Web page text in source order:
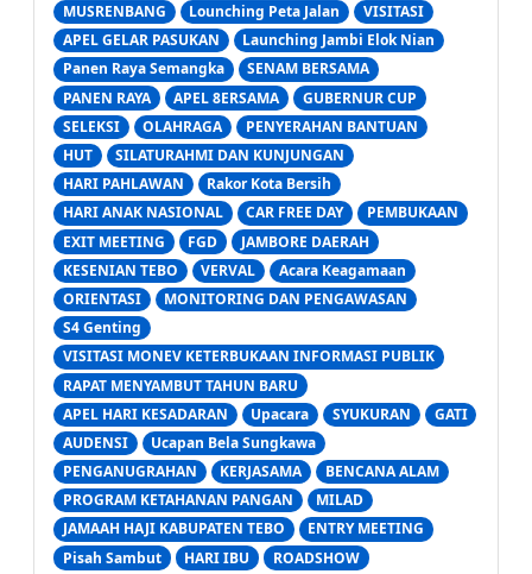
MUSRENBANG
Lounching Peta Jalan
VISITASI
APEL GELAR PASUKAN
Launching Jambi Elok Nian
Panen Raya Semangka
SENAM BERSAMA
PANEN RAYA
APEL 8ERSAMA
GUBERNUR CUP
SELEKSI
OLAHRAGA
PENYERAHAN BANTUAN
HUT
SILATURAHMI DAN KUNJUNGAN
HARI PAHLAWAN
Rakor Kota Bersih
HARI ANAK NASIONAL
CAR FREE DAY
PEMBUKAAN
EXIT MEETING
FGD
JAMBORE DAERAH
KESENIAN TEBO
VERVAL
Acara Keagamaan
ORIENTASI
MONITORING DAN PENGAWASAN
S4 Genting
VISITASI MONEV KETERBUKAAN INFORMASI PUBLIK
RAPAT MENYAMBUT TAHUN BARU
APEL HARI KESADARAN
Upacara SYUKURAN
GATI
AUDENSI
Ucapan Bela Sungkawa
PENGANUGRAHAN
KERJASAMA
BENCANA ALAM
PROGRAM KETAHANAN PANGAN
MILAD
JAMAAH HAJI KABUPATEN TEBO
ENTRY MEETING
Pisah Sambut
HARI IBU
ROADSHOW